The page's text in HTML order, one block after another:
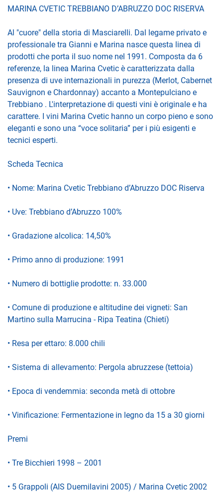
MARINA CVETIC TREBBIANO D’ABRUZZO DOC RISERVA
Al "cuore" della storia di Masciarelli. Dal legame privato e
professionale tra Gianni e Marina nasce questa linea di
prodotti che porta il suo nome nel 1991. Composta da 6
referenze, la linea Marina Cvetic è caratterizzata dalla
presenza di uve internazionali in purezza (Merlot, Cabernet
Sauvignon e Chardonnay) accanto a Montepulciano e
Trebbiano . L'interpretazione di questi vini è originale e ha
carattere. I vini Marina Cvetic hanno un corpo pieno e sono
eleganti e sono una “voce solitaria” per i più esigenti e
tecnici esperti.
Scheda Tecnica
• Nome: Marina Cvetic Trebbiano d’Abruzzo DOC Riserva
• Uve: Trebbiano d’Abruzzo 100%
• Gradazione alcolica: 14,50%
• Primo anno di produzione: 1991
• Numero di bottiglie prodotte: n. 33.000
• Comune di produzione e altitudine dei vigneti: San
Martino sulla Marrucina - Ripa Teatina (Chieti)
• Resa per ettaro: 8.000 chili
• Sistema di allevamento: Pergola abruzzese (tettoia)
• Epoca di vendemmia: seconda metà di ottobre
• Vinificazione: Fermentazione in legno da 15 a 30 giorni
Premi
• Tre Bicchieri 1998 – 2001
• 5 Grappoli (AIS Duemilavini 2005) / Marina Cvetic 2002